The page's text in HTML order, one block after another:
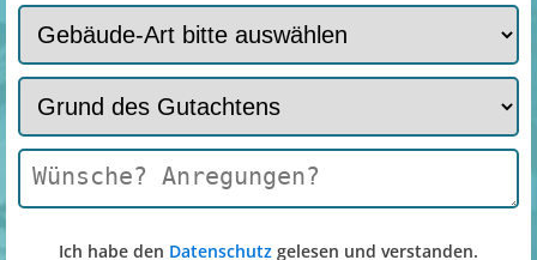
Ich habe den Datenschutz gelesen und verstanden.